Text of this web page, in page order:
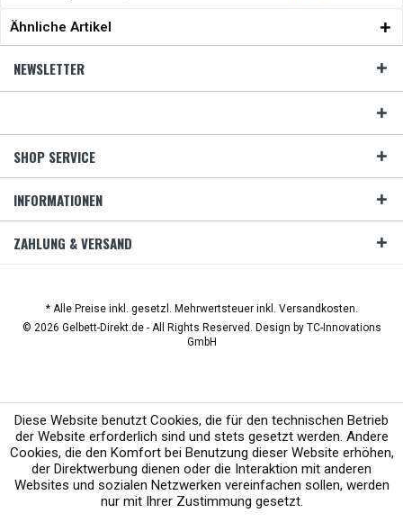
Ähnliche Artikel
NEWSLETTER
SHOP SERVICE
INFORMATIONEN
ZAHLUNG & VERSAND
* Alle Preise inkl. gesetzl. Mehrwertsteuer inkl. Versandkosten.
© 2026 Gelbett-Direkt.de - All Rights Reserved. Design by TC-Innovations
GmbH
Diese Website benutzt Cookies, die für den technischen Betrieb
der Website erforderlich sind und stets gesetzt werden. Andere
Cookies, die den Komfort bei Benutzung dieser Website erhöhen,
der Direktwerbung dienen oder die Interaktion mit anderen
Websites und sozialen Netzwerken vereinfachen sollen, werden
nur mit Ihrer Zustimmung gesetzt.